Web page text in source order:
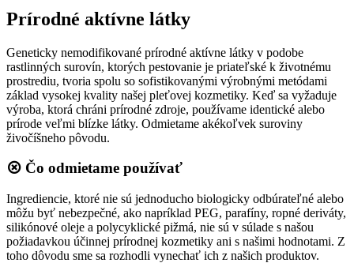
Prírodné aktívne látky
Geneticky nemodifikované prírodné aktívne látky v podobe
rastlinných surovín, ktorých pestovanie je priateľské k životnému
prostrediu, tvoria spolu so sofistikovanými výrobnými metódami
základ vysokej kvality našej pleťovej kozmetiky. Keď sa vyžaduje
výroba, ktorá chráni prírodné zdroje, používame identické alebo
prírode veľmi blízke látky. Odmietame akékoľvek suroviny
živočíšneho pôvodu.
Čo odmietame používať
Ingrediencie, ktoré nie sú jednoducho biologicky odbúrateľné alebo
môžu byť nebezpečné, ako napríklad PEG, parafíny, ropné deriváty,
silikónové oleje a polycyklické pižmá, nie sú v súlade s našou
požiadavkou účinnej prírodnej kozmetiky ani s našimi hodnotami. Z
toho dôvodu sme sa rozhodli vynechať ich z našich produktov.